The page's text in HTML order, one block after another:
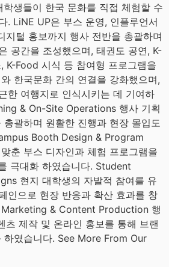
생들이 한국 문화를 직접 체험할 수
. LiNE UP은 부스 운영, 인플루언서
지털 홍보까지 행사 전반을 총괄하며
공간을 조성했으며, 태권도 공연, K-
K-Food 시식 등 참여형 프로그램을
한국문화 간의 연결을 강화했으며,
한 여행지로 인식시키는 데 기여하
& On-Site Operations 행사 기획
괄하며 원활한 진행과 현장 몰입도
Booth Design & Program
춘 부스 디자인과 체험 프로그램을
극대화 하였습니다. Student
현지 대학생의 자발적 참여를 유
인으로 현장 반응과 확산 효과를 창
& Content Production 행
츠 제작 및 온라인 홍보를 통해 브랜
하였습니다. See More From Our